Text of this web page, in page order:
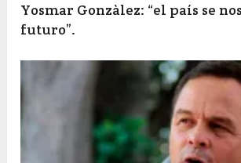
Yosmar Gonzàlez: “el país se
futuro”.